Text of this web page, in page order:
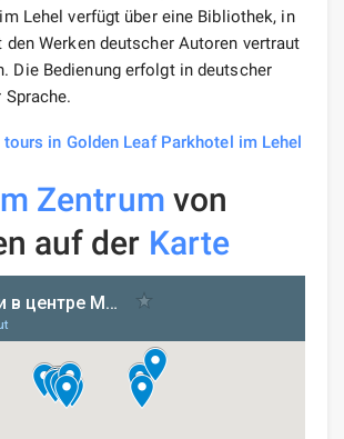
Lehel verfügt über eine Bibliothek, in
Werken deutscher Autoren vertraut
Die Bedienung erfolgt in deutscher
in Golden Leaf Parkhotel im Lehel
Zentrum von
auf der Karte